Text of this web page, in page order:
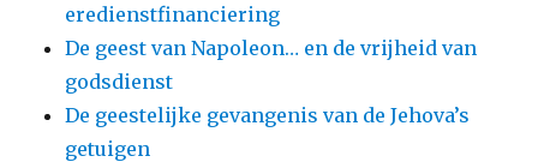
eredienstfinanciering
De geest van Napoleon… en de vrijheid van
godsdienst
De geestelijke gevangenis van de Jehova’s
getuigen